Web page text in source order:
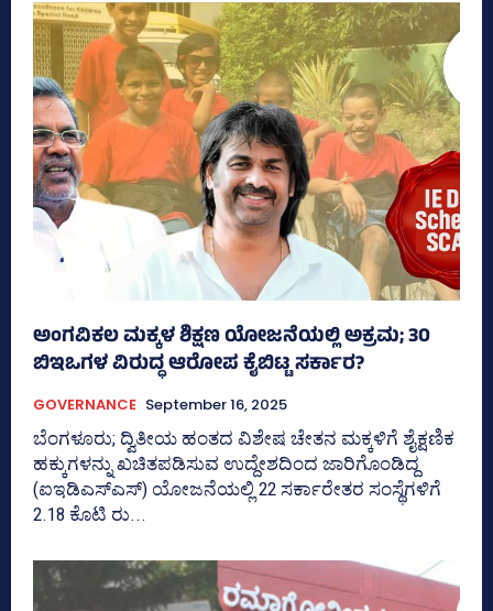
ಅಂಗವಿಕಲ ಮಕ್ಕಳ ಶಿಕ್ಷಣ ಯೋಜನೆಯಲ್ಲಿ ಅಕ್ರಮ; 30
ಬಿಇಒಗಳ ವಿರುದ್ಧ ಆರೋಪ ಕೈಬಿಟ್ಟ ಸರ್ಕಾರ?
GOVERNANCE September 16, 2025
ಬೆಂಗಳೂರು; ದ್ವಿತೀಯ ಹಂತದ ವಿಶೇಷ ಚೇತನ ಮಕ್ಕಳಿಗೆ ಶೈಕ್ಷಣಿಕ
ಹಕ್ಕುಗಳನ್ನು ಖಚಿತಪಡಿಸುವ ಉದ್ದೇಶದಿಂದ ಜಾರಿಗೊಂಡಿದ್ದ
(ಐಇಡಿಎಸ್‌ಎಸ್‌) ಯೋಜನೆಯಲ್ಲಿ 22 ಸರ್ಕಾರೇತರ ಸಂಸ್ಥೆಗಳಿಗೆ
2.18 ಕೊಟಿ ರು...